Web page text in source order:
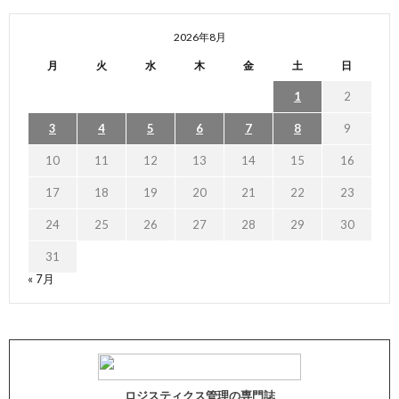
2026年8月
月 火 水 木 金 土 日
1 2
3 4 5 6 7 8 9
10 11 12 13 14 15 16
17 18 19 20 21 22 23
24 25 26 27 28 29 30
31
« 7月
ロジスティクス管理の専門誌